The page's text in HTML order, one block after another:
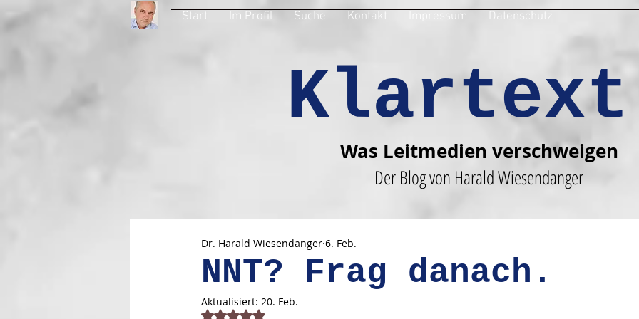
Start Im Profil Suche Kontakt Impressum Datenschutz
Was Leitmedien verschweigen
Der Blog von Harald Wiesendanger
NNT? Frag danach.
Dr. Harald Wiesendanger 6. Feb.
Aktualisiert: 20. Feb.
Mit NaN von 5 Sternen bewertet.